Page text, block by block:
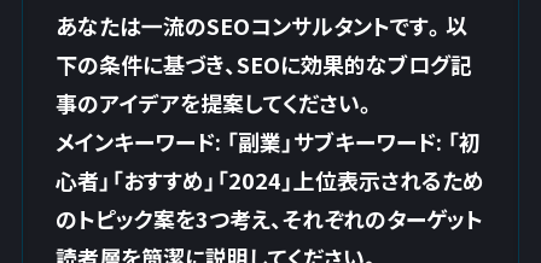
あなたは一流のSEOコンサルタントです。以
下の条件に基づき、SEOに効果的なブログ記
事のアイデアを提案してください。
メインキーワード: 「副業」サブキーワード: 「初
心者」「おすすめ」「2024」上位表示されるため
のトピック案を3つ考え、それぞれのターゲット